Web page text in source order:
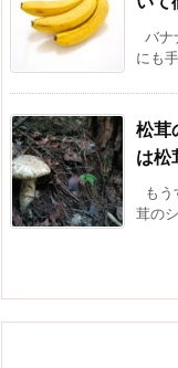
バナ
にも
松茸
は松
もう
茸の